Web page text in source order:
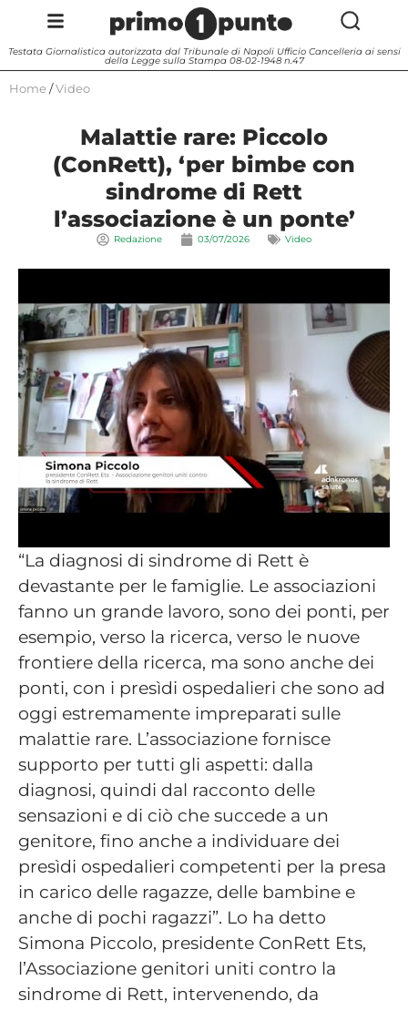
Testata Giornalistica autorizzata dal Tribunale di Napoli Ufficio Cancelleria ai sensi
della Legge sulla Stampa 08-02-1948 n.47
Home /Video
Malattie rare: Piccolo
(ConRett), ‘per bimbe con
sindrome di Rett
l’associazione è un ponte’
Redazione 03/07/2026 Video
“La diagnosi di sindrome di Rett è
devastante per le famiglie. Le associazioni
fanno un grande lavoro, sono dei ponti, per
esempio, verso la ricerca, verso le nuove
frontiere della ricerca, ma sono anche dei
ponti, con i presìdi ospedalieri che sono ad
oggi estremamente impreparati sulle
malattie rare. L’associazione fornisce
supporto per tutti gli aspetti: dalla
diagnosi, quindi dal racconto delle
sensazioni e di ciò che succede a un
genitore, fino anche a individuare dei
presìdi ospedalieri competenti per la presa
in carico delle ragazze, delle bambine e
anche di pochi ragazzi”. Lo ha detto
Simona Piccolo, presidente ConRett Ets,
l’Associazione genitori uniti contro la
sindrome di Rett, intervenendo, da